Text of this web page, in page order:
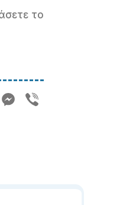
το
WhatsApp
Messenger